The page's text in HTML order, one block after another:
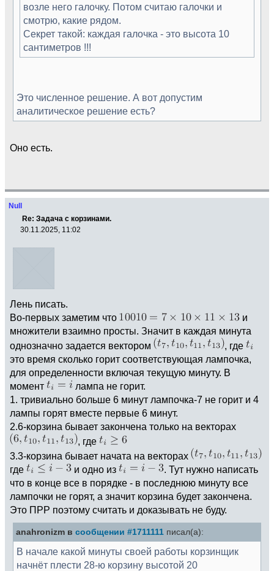
возле него галочку. Потом считаю галочки и
смотрю, какие рядом.
Секрет такой: каждая галочка - это высота 10
сантиметров !!!
Это численное решение. А вот допустим
аналитическое решение есть?
Оно есть.
Null
Re: Задача с корзинами.
30.11.2025, 11:02
Лень писать.
Во-первых заметим что
и
множители взаимно просты. Значит в каждая минута
однозначно задается вектором
, где
это время сколько горит соответствующая лампочка,
для определенности включая текущую минуту. В
момент
лампа не горит.
1. тривиально больше 6 минут лампочка-7 не горит и 4
лампы горят вместе первые 6 минут.
2.6-корзина бывает закончена только на векторах
, где
3.3-корзина бывает начата на векторах
где
и одно из
. Тут нужно написать
что в конце все в порядке - в последнюю минуту все
лампочки не горят, а значит корзина будет закончена.
Это ПРР поэтому считать и доказывать не буду.
anahronizm в сообщении #1711111 писал(а):
В начале какой минуты своей работы корзинщик
начнёт плести 28-ю корзину высотой 20